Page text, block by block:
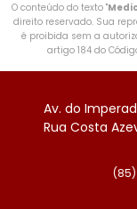
O conteúdo do texto "
direito reservado. Sua
é proibida sem a
artigo 184 do
Av. do
Rua Costa